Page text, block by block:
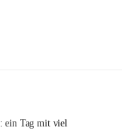
ein Tag mit viel